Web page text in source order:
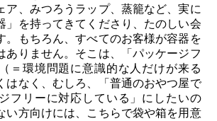
ア、みつろうラップ、蒸籠など、実に
」を持ってきてくださり、たのしい会
。もちろん、すべてのお客様が容器を
ありません。そこは、「パッケージフ
＝環境問題に意識的な人だけが来る
はなく、むしろ、「普通のおやつ屋で
フリーに対応している」にしたいの
い方向けには、こちらで袋や箱を用意